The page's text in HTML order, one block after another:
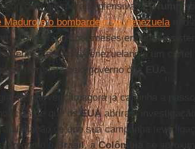
com a esperada ofensiva deTrump
Maduro e o bombardeio na Venezuelanão
orquestrados por meses em uma
o governo venezuelano a um
terrorista pelo governo dos
de intervenção agora já caminha a
de que osEUAabriram
a alegação de que sua campanha teve
como o
Brasil, aColômbia
se